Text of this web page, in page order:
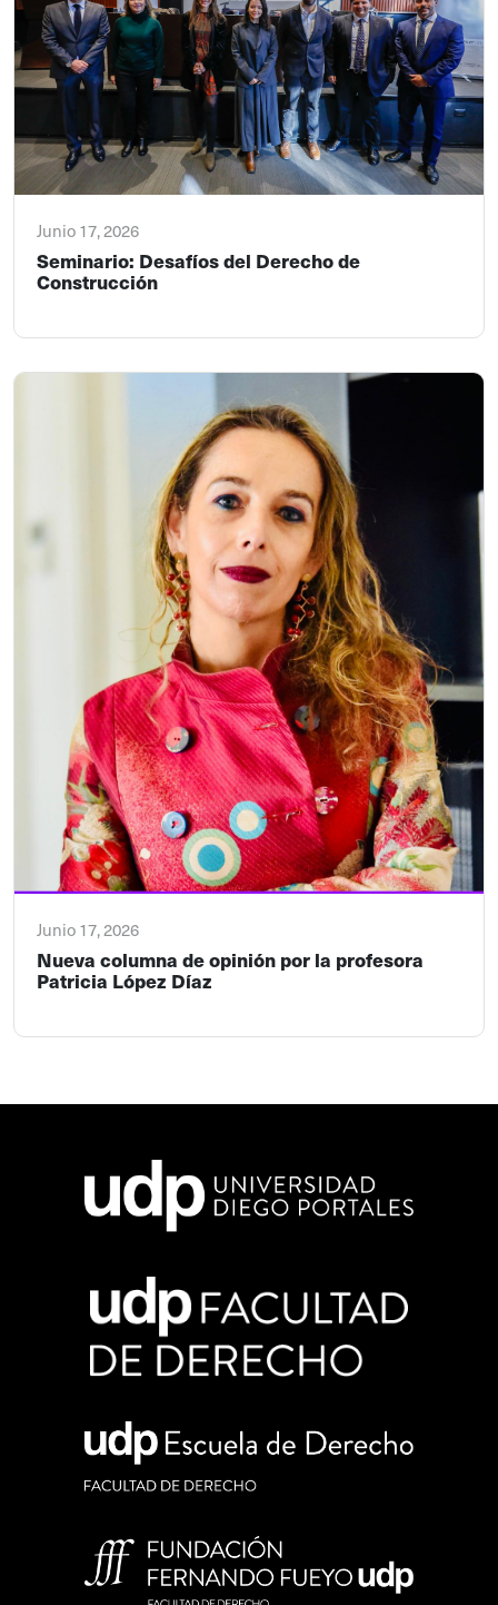
Junio 17, 2026
Seminario: Desafíos del Derecho de
Construcción
Junio 17, 2026
Nueva columna de opinión por la profesora
Patricia López Díaz